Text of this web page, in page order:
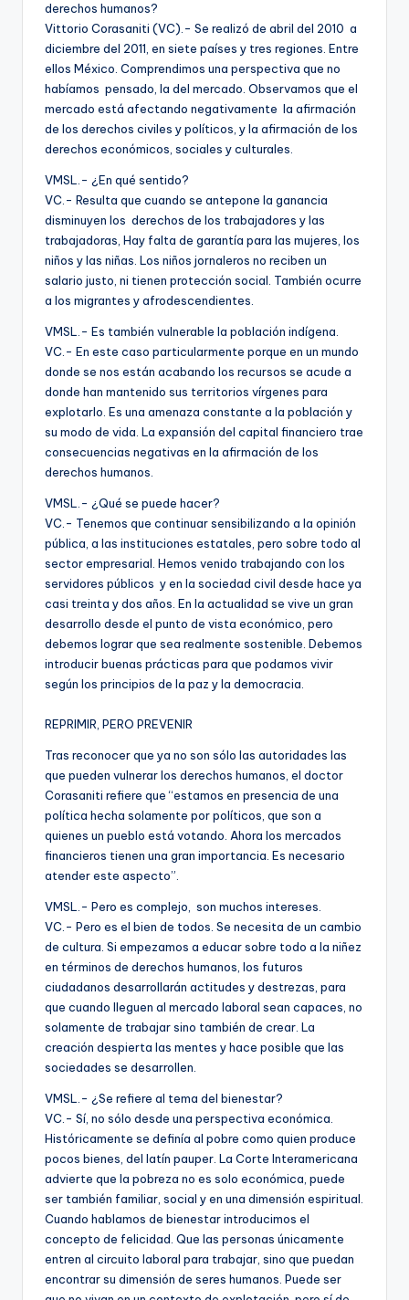
derechos humanos?
Vittorio Corasaniti (VC).- Se realizó de abril del 2010 a
diciembre del 2011, en siete países y tres regiones. Entre
ellos México. Comprendimos una perspectiva que no
habíamos pensado, la del mercado. Observamos que el
mercado está afectando negativamente la afirmación
de los derechos civiles y políticos, y la afirmación de los
derechos económicos, sociales y culturales.
VMSL.- ¿En qué sentido?
VC.- Resulta que cuando se antepone la ganancia
disminuyen los derechos de los trabajadores y las
trabajadoras, Hay falta de garantía para las mujeres, los
niños y las niñas. Los niños jornaleros no reciben un
salario justo, ni tienen protección social. También ocurre
a los migrantes y afrodescendientes.
VMSL.- Es también vulnerable la población indígena.
VC.- En este caso particularmente porque en un mundo
donde se nos están acabando los recursos se acude a
donde han mantenido sus territorios vírgenes para
explotarlo. Es una amenaza constante a la población y
su modo de vida. La expansión del capital financiero trae
consecuencias negativas en la afirmación de los
derechos humanos.
VMSL.- ¿Qué se puede hacer?
VC.- Tenemos que continuar sensibilizando a la opinión
pública, a las instituciones estatales, pero sobre todo al
sector empresarial. Hemos venido trabajando con los
servidores públicos y en la sociedad civil desde hace ya
casi treinta y dos años. En la actualidad se vive un gran
desarrollo desde el punto de vista económico, pero
debemos lograr que sea realmente sostenible. Debemos
introducir buenas prácticas para que podamos vivir
según los principios de la paz y la democracia.
REPRIMIR, PERO PREVENIR
Tras reconocer que ya no son sólo las autoridades las
que pueden vulnerar los derechos humanos, el doctor
Corasaniti refiere que “estamos en presencia de una
política hecha solamente por políticos, que son a
quienes un pueblo está votando. Ahora los mercados
financieros tienen una gran importancia. Es necesario
atender este aspecto”.
VMSL.- Pero es complejo, son muchos intereses.
VC.- Pero es el bien de todos. Se necesita de un cambio
de cultura. Si empezamos a educar sobre todo a la niñez
en términos de derechos humanos, los futuros
ciudadanos desarrollarán actitudes y destrezas, para
que cuando lleguen al mercado laboral sean capaces, no
solamente de trabajar sino también de crear. La
creación despierta las mentes y hace posible que las
sociedades se desarrollen.
VMSL.- ¿Se refiere al tema del bienestar?
VC.- Sí, no sólo desde una perspectiva económica.
Históricamente se definía al pobre como quien produce
pocos bienes, del latín pauper. La Corte Interamericana
advierte que la pobreza no es solo económica, puede
ser también familiar, social y en una dimensión espiritual.
Cuando hablamos de bienestar introducimos el
concepto de felicidad. Que las personas únicamente
entren al circuito laboral para trabajar, sino que puedan
encontrar su dimensión de seres humanos. Puede ser